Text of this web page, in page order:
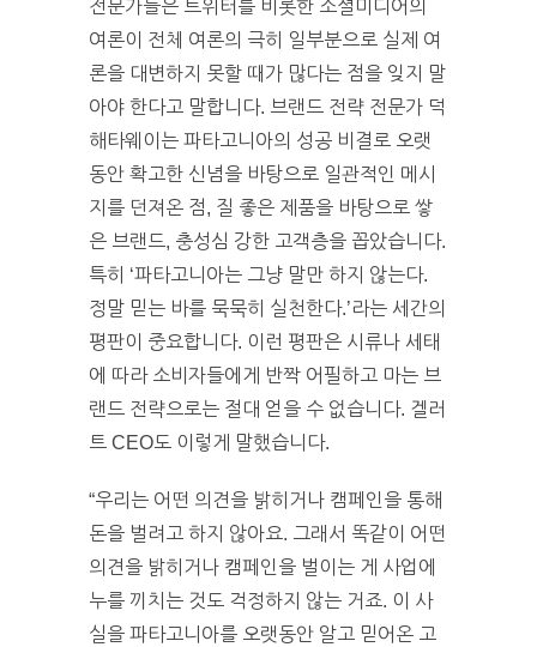
전문가들은 트위터를 비롯한 소셜미디어의
여론이 전체 여론의 극히 일부분으로 실제 여
론을 대변하지 못할 때가 많다는 점을 잊지 말
아야 한다고 말합니다. 브랜드 전략 전문가 덕
해타웨이는 파타고니아의 성공 비결로 오랫
동안 확고한 신념을 바탕으로 일관적인 메시
지를 던져온 점, 질 좋은 제품을 바탕으로 쌓
은 브랜드, 충성심 강한 고객층을 꼽았습니다.
특히 ‘파타고니아는 그냥 말만 하지 않는다.
정말 믿는 바를 묵묵히 실천한다.’라는 세간의
평판이 중요합니다. 이런 평판은 시류나 세태
에 따라 소비자들에게 반짝 어필하고 마는 브
랜드 전략으로는 절대 얻을 수 없습니다. 겔러
트 CEO도 이렇게 말했습니다.
“우리는 어떤 의견을 밝히거나 캠페인을 통해
돈을 벌려고 하지 않아요. 그래서 똑같이 어떤
의견을 밝히거나 캠페인을 벌이는 게 사업에
누를 끼치는 것도 걱정하지 않는 거죠. 이 사
실을 파타고니아를 오랫동안 알고 믿어온 고